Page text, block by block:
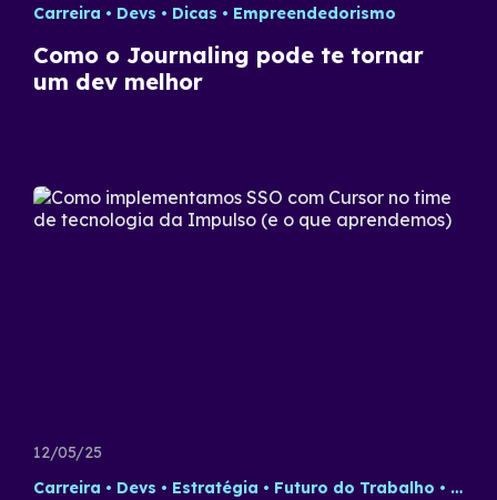
Carreira
Devs Dicas Empreendedorismo
Como o Journaling pode te tornar
um dev melhor
12/05/25
Carreira
Devs Estratégia Futuro do Trabalho